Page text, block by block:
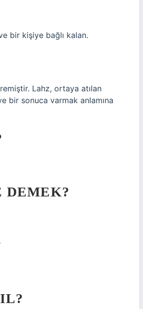
bir kişiye bağlı kalan.
Lahz, ortaya atılan
bir sonuca varmak anlamına
DEMEK?